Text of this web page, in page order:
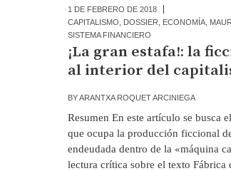
1 DE FEBRERO DE 2018
CAPITALISMO
DOSSIER ECONOMÍA,
SISTEMA FINANCIERO
¡La gran estafa!: la
al interior del
BYARANTXA ROQUET ARCINIEGA
Resumen En este artículo se busca
que ocupa la producción ficcional
endeudada dentro de la «máquina
lectura crítica sobre el texto Fábrica